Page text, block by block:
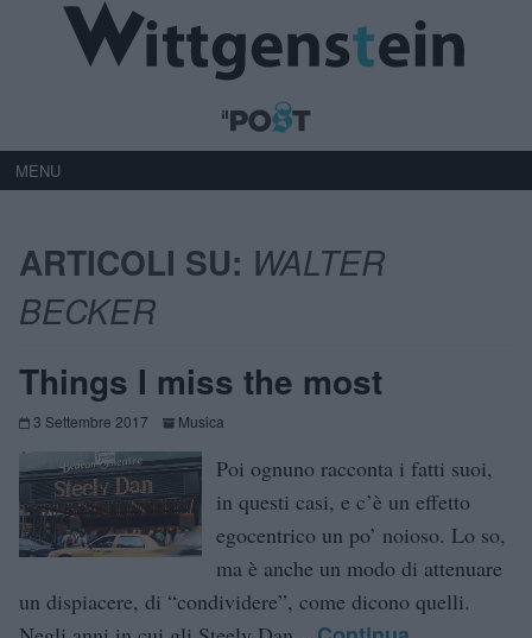
MENU
ARTICOLI SU: WALTER
BECKER
Things I miss the most
3 Settembre 2017 Musica
Poi ognuno racconta i fatti suoi,
in questi casi, e c’è un effetto
egocentrico un po’ noioso. Lo so,
ma è anche un modo di attenuare
un dispiacere, di “condividere”, come dicono quelli.